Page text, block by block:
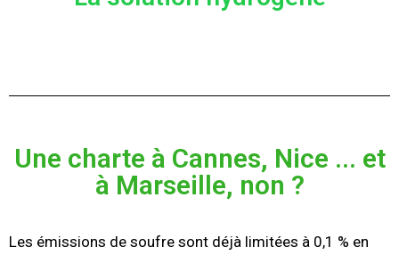
Une charte à Cannes, Nice ... et
à Marseille, non ?
Les émissions de soufre sont déjà limitées à 0,1 % en